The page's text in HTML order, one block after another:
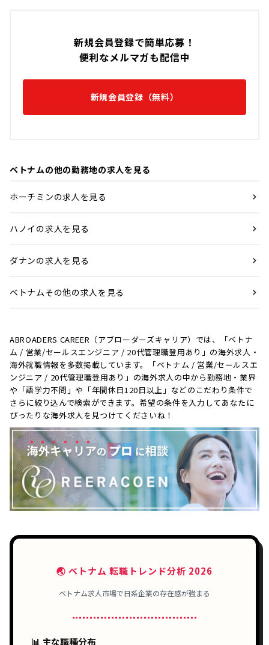
新規会員登録で簡単応募！
便利なメルマガも配信中
新規会員登録（無料）
ベトナムの他の勤務地の求人を見る
ホーチミンの求人を見る
ハノイの求人を見る
ダナンの求人を見る
ベトナムその他の求人を見る
ABROADERS CAREER（アブローダーズキャリア）では、「ベトナ
ム / 営業/セールスエンジニア / 20代管理職登用あり」の海外求人・
海外就職情報を多数掲載しています。「ベトナム / 営業/セールスエ
ンジニア / 20代管理職登用あり」の海外求人の中から勤務地・業界
や「語学力不問」や「年間休日120日以上」などのこだわり条件で
さらに絞り込んで検索ができます。希望の条件を入力してあなたに
ぴったりな海外求人を見つけてくださいね！
🌏 ベトナム 転職トレンド分析 2026
ベトナム求人市場で日系企業の存在感が強まる
📊 主な職種分布